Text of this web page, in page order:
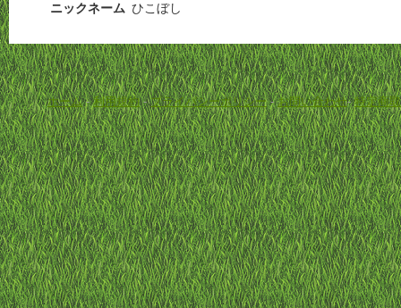
ニックネーム ひこぼし
ホーム-利用規約-プライバシーポリシー-お問い合わせ-特定商